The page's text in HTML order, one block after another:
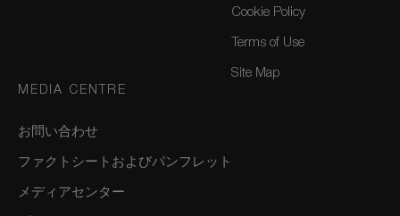
Cookie Policy
Terms of Use
Site Map
MEDIA CENTRE
お問い合わせ
ファクトシートおよびパンフレット
メディアセンター